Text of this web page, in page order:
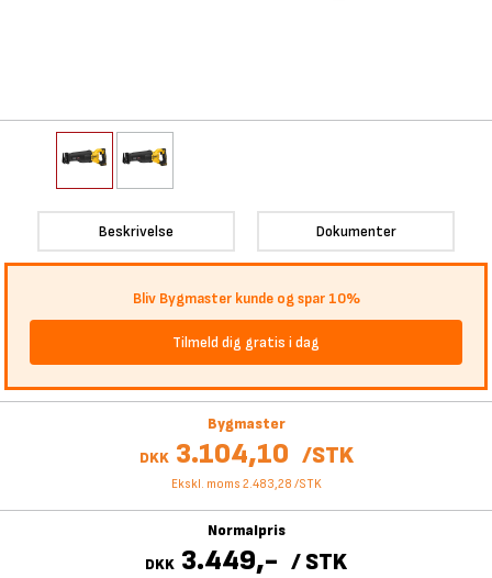
Beskrivelse Dokumenter
Bliv Bygmaster kunde og spar 10%
Tilmeld dig gratis i dag
Bygmaster
DKK 3.104,10 /STK
Ekskl. moms 2.483,28 /STK
Normalpris
DKK 3.449,- /STK